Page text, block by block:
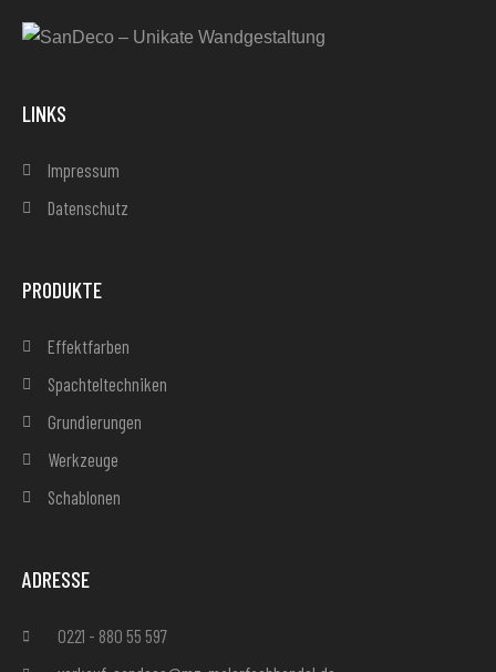
LINKS
Impressum
Datenschutz
PRODUKTE
Effektfarben
Spachteltechniken
Grundierungen
Werkzeuge
Schablonen
ADRESSE
0221 - 880 55 597